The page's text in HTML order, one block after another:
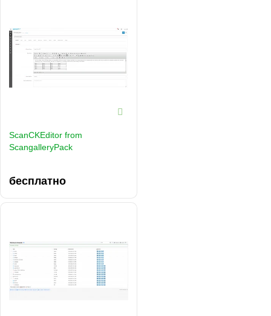
ScanCKEditor from
ScangalleryPack
бесплатно